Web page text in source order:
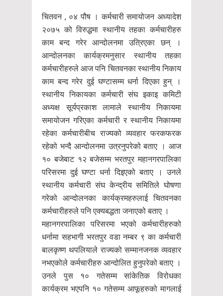
चितवन , ०४ पौष । कर्मचारी समायोजन अध्यादेश
२०७५ को विरुद्धमा स्थानीय तहका कर्मचारीहरु
काम बन्द गरेर आन्दोलनमा उत्रिएका छन् ।
आन्दोलनका कार्यक्रमनुसार स्थानीय तहका
कर्मचारीहरुले आज पनि चितवनका स्थानीय निकाय
काम बन्द गरेर दुई घण्टासम्म धर्ना दिएका हुन् ।
स्थानीय निकायका कर्मचारी संघ इकाइ कमिटी
अध्यक्ष सूर्यप्रकाश लामाले स्थानीय निकायमा
समायोजन गरिएका कर्मचारी र स्थानीय निकायमा
रहेका कर्मचारीबीच राज्यको व्यवहार फरकफरक
रहेको भन्दै आन्दोलनमा उत्रनुपरेको बताए । आज
१० बजेबाट १२ बजेसम्म भरतपुर महानगरपालिका
परिसरमा दुई घण्टा धर्ना दिइएको बताए । उनले
स्थानीय कर्मचारी संघ केन्द्रीय समितिले घोषणा
गरेको आन्दोलनका कार्यक्रमहरुलाई चितवनका
कर्मचारीहरुले पनि एक्यबद्धता जनाएको बताए ।
महानगरपालिका परिसरमा भएको कर्मचारीहरुको
धर्नामा सहभागी भरतपुर वडा नम्बर ९ का कर्मचारी
बालकृष्ण थपलियाले राज्यको सम्मानजनक व्यवहार
नभएकोले कर्मचारीहरु आन्दोलित हुनुपरेको बताए ।
उनले पुस १० गतेसम्म सांकेतिक विरोधका
कार्यक्रम भएपनि १० गतेसम्म आफूहरुको मागलाई